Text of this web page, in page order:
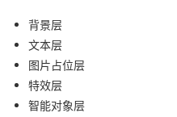
背景层
文本层
图片占位层
特效层
智能对象层